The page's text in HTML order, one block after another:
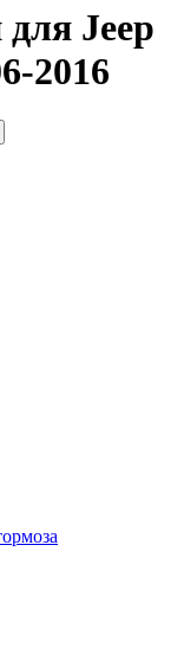
Jeep
2016